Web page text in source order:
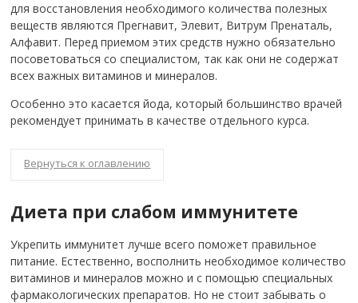
для восстановления необходимого количества полезных
веществ являются Прегнавит, Элевит, Витрум Пренаталь,
Алфавит. Перед приемом этих средств нужно обязательно
посоветоваться со специалистом, так как они не содержат
всех важных витаминов и минералов.
Особенно это касается йода, который большинство врачей
рекомендует принимать в качестве отдельного курса.
Вернуться к оглавлению
Диета при слабом иммунитете
Укрепить иммунитет лучше всего поможет правильное
питание. Естественно, восполнить необходимое количество
витаминов и минералов можно и с помощью специальных
фармакологических препаратов. Но не стоит забывать о